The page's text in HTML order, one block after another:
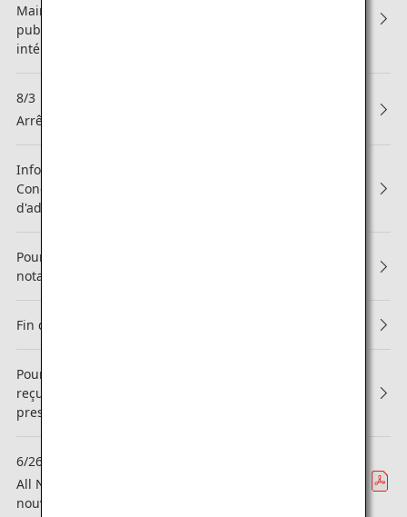
Maintenance programmée accompagnée de la
publication du programme des vols d'hiver 2026 (vols
intérieurs au Japon)
8/3
Arrêt du partenariat avec Asiana Airlines (OZ)
Information concernant les modifications apportées aux
Conditions générales ANA Mileage Club et aux Règles
d'adhésion ANA Super Flyers
Pour la 13e année consécutive, ANA obtient la meilleure
notation avec 5 étoiles !
Fin du système des Points de surclassement
Pour la deuxième année consécutive, le Groupe ANA a
reçu le prix « WORLD CLASS », la distinction la plus
prestigieuse de l'organisation APEX !
6/26
All Nippon Airways hisse sa Classe Affaires vers de
nouveau sommets avec « THE Room FX »